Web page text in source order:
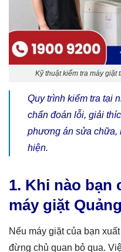
Kỹ thuật kiểm tra máy giặt
Quy trình kiểm tra tại
chẩn đoán lỗi, giải
phương án sửa chữa,
hiện.
1. Khi nào bạn
máy giặt
Nếu máy giặt của bạn
đừng chủ quan bỏ qua.